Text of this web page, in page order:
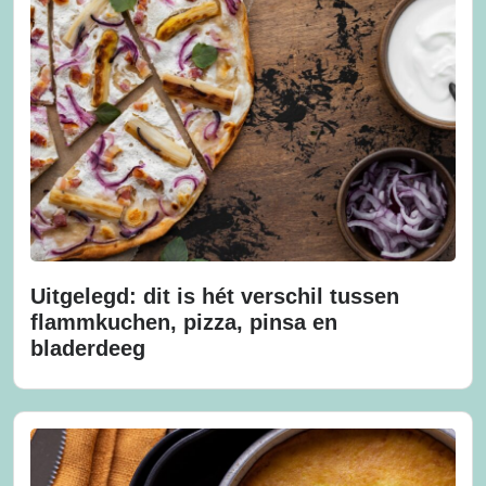
Uitgelegd: dit is hét verschil tussen
flammkuchen, pizza, pinsa en
bladerdeeg